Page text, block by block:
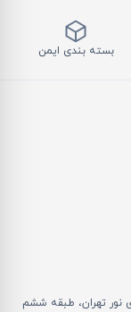
بسته بندی ایمن
نور تهران، طبقه ششم